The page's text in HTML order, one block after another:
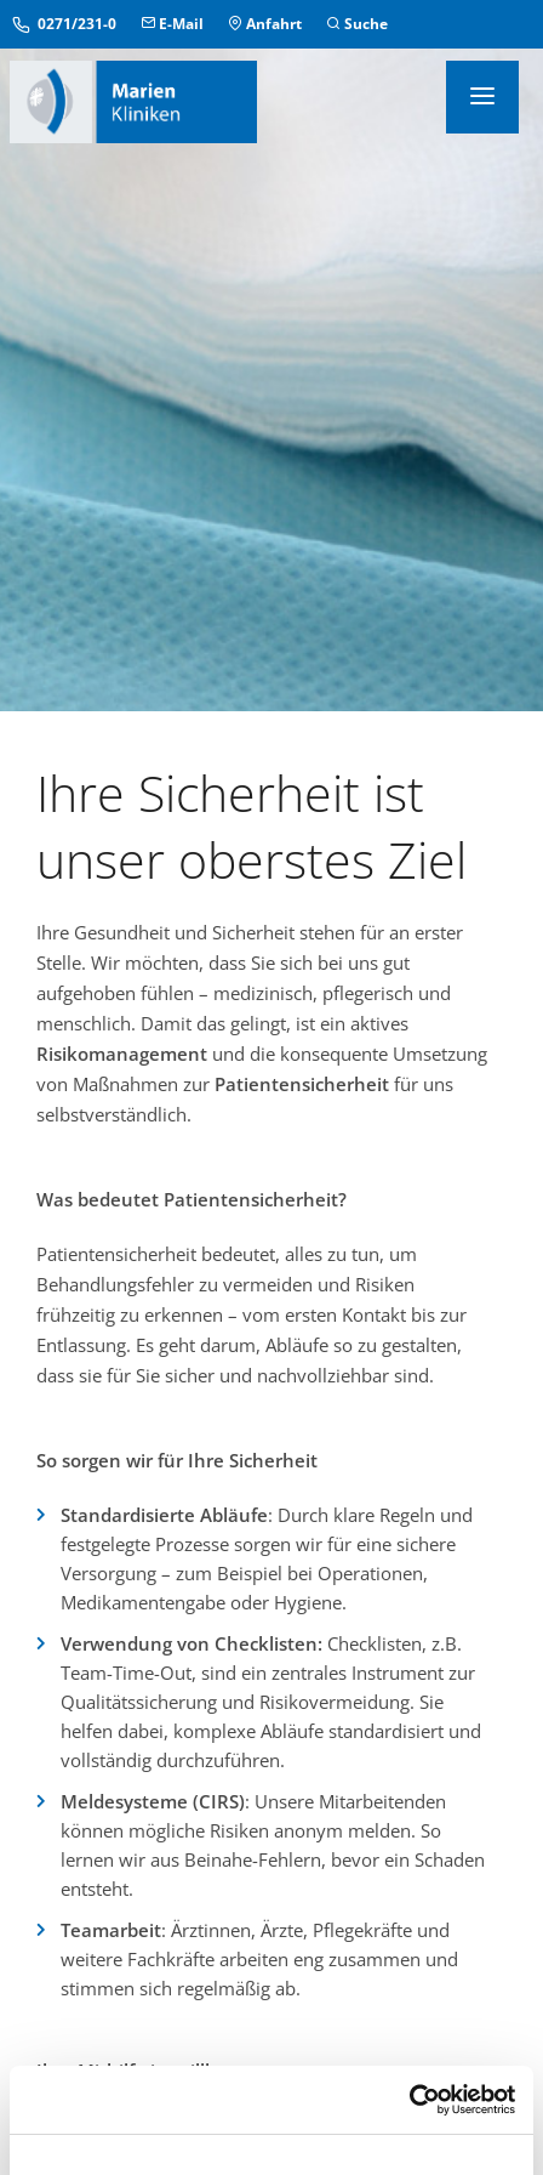
0271/231-0 E-Mail Anfahrt Suche
ÜBERGREIFENDE EINRICHTUNGEN
PFLEGE & AUFENTHALT
KONTAKT & SERVICE
Ihre Sicherheit ist
unser oberstes Ziel
Ihre Gesundheit und Sicherheit stehen für an erster
Stelle. Wir möchten, dass Sie sich bei uns gut
aufgehoben fühlen – medizinisch, pflegerisch und
menschlich. Damit das gelingt, ist ein aktives
Risikomanagement und die konsequente Umsetzung
von Maßnahmen zur Patientensicherheit für uns
selbstverständlich.
Was bedeutet Patientensicherheit?
Patientensicherheit bedeutet, alles zu tun, um
Behandlungsfehler zu vermeiden und Risiken
frühzeitig zu erkennen – vom ersten Kontakt bis zur
Entlassung. Es geht darum, Abläufe so zu gestalten,
dass sie für Sie sicher und nachvollziehbar sind.
So sorgen wir für Ihre Sicherheit
Standardisierte Abläufe: Durch klare Regeln und
festgelegte Prozesse sorgen wir für eine sichere
Versorgung – zum Beispiel bei Operationen,
Medikamentengabe oder Hygiene.
Verwendung von Checklisten: Checklisten, z.B.
Team-Time-Out, sind ein zentrales Instrument zur
Qualitätssicherung und Risikovermeidung. Sie
helfen dabei, komplexe Abläufe standardisiert und
vollständig durchzuführen.
Meldesysteme (CIRS): Unsere Mitarbeitenden
können mögliche Risiken anonym melden. So
lernen wir aus Beinahe-Fehlern, bevor ein Schaden
entsteht.
Teamarbeit: Ärztinnen, Ärzte, Pflegekräfte und
weitere Fachkräfte arbeiten eng zusammen und
stimmen sich regelmäßig ab.
Ihre Mithilfe ist willkommen